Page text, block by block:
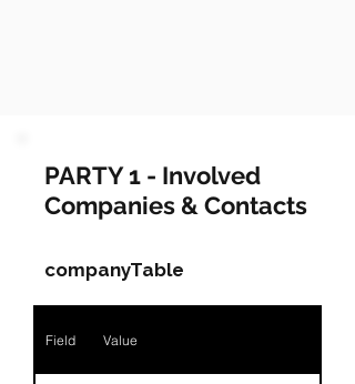
PARTY 1 - Involved
Companies & Contacts
companyTable
Field Value